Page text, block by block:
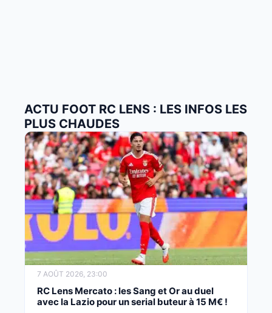
ACTU FOOT RC LENS : LES INFOS LES
PLUS CHAUDES
7 AOÛT 2026, 23:00
RC Lens Mercato : les Sang et Or au duel
avec la Lazio pour un serial buteur à 15 M€ !